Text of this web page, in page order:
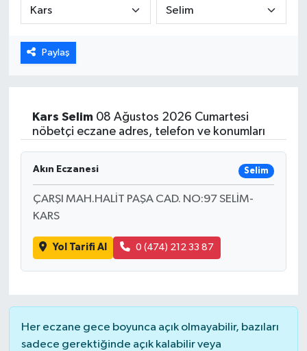
Paylaş
Kars Selim08 Ağustos 2026 Cumartesi
nöbetçi eczane adres, telefon ve konumları
Akın Eczanesi Selim
ÇARŞI MAH.HALİT PAŞA CAD. NO:97 SELİM-
KARS
Yol Tarifi Al 0 (474) 212 33 87
Her eczane gece boyunca açık olmayabilir, bazıları
sadece gerektiğinde açık kalabilir veya
ÖZEL HABER
DTO